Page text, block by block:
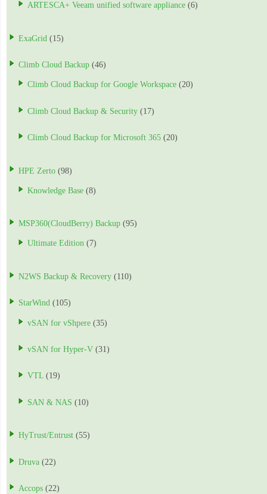
ARTESCA+ Veeam unified software appliance (6)
ExaGrid (15)
Climb Cloud Backup (46)
Climb Cloud Backup for Google Workspace (20)
Climb Cloud Backup & Security (17)
Climb Cloud Backup for Microsoft 365 (20)
HPE Zerto (98)
Knowledge Base (8)
MSP360(CloudBerry) Backup (95)
Ultimate Edition (7)
N2WS Backup & Recovery (110)
StarWind (105)
vSAN for vShpere (35)
vSAN for Hyper-V (31)
VTL (19)
SAN & NAS (10)
HyTrust/Entrust (55)
Druva (22)
Accops (22)